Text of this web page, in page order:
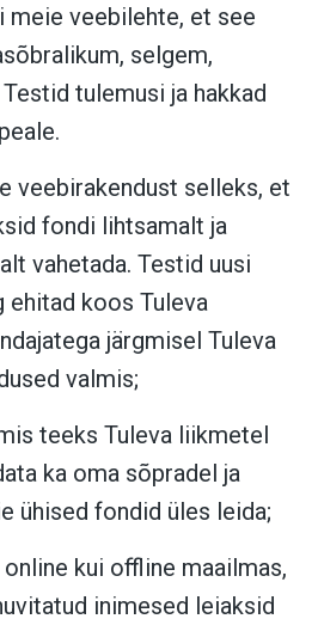
meie veebilehte, et see
selgem,
tulemusi ja hakkad
veebirakendust selleks, et
fondi lihtsamalt ja
vahetada. Testid uusi
ehitad koos Tuleva
järgmisel Tuleva
valmis;
teeks Tuleva liikmetel
ka oma sõpradel ja
ühised fondid üles leida;
kui offline maailmas,
inimesed leiaksid